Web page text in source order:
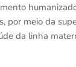
por meio da
da linha